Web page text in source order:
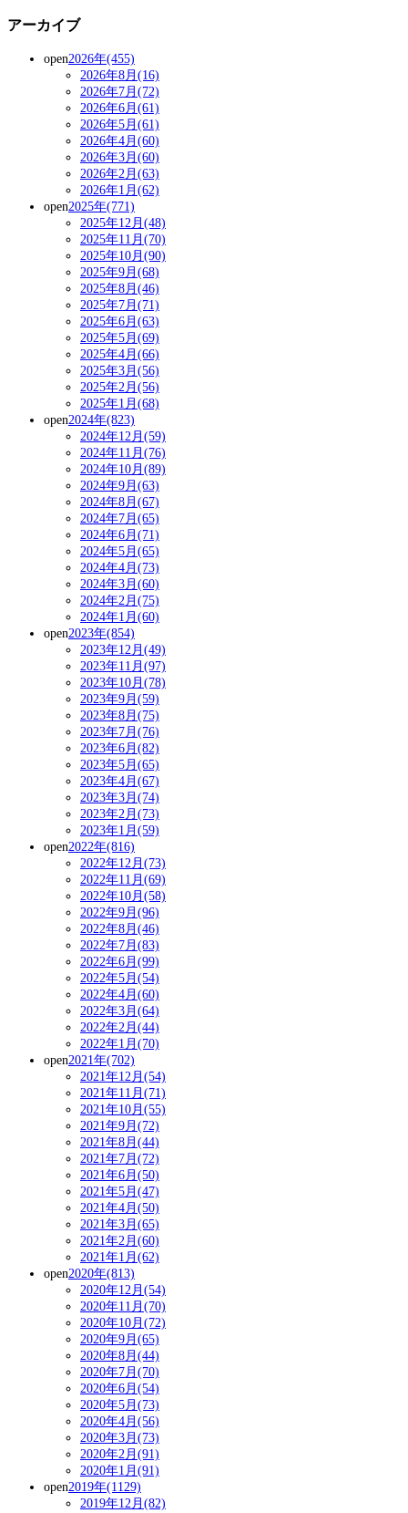
アーカイブ
open2026年(455)
2026年8月(16)
2026年7月(72)
2026年6月(61)
2026年5月(61)
2026年4月(60)
2026年3月(60)
2026年2月(63)
2026年1月(62)
open2025年(771)
2025年12月(48)
2025年11月(70)
2025年10月(90)
2025年9月(68)
2025年8月(46)
2025年7月(71)
2025年6月(63)
2025年5月(69)
2025年4月(66)
2025年3月(56)
2025年2月(56)
2025年1月(68)
open2024年(823)
2024年12月(59)
2024年11月(76)
2024年10月(89)
2024年9月(63)
2024年8月(67)
2024年7月(65)
2024年6月(71)
2024年5月(65)
2024年4月(73)
2024年3月(60)
2024年2月(75)
2024年1月(60)
open2023年(854)
2023年12月(49)
2023年11月(97)
2023年10月(78)
2023年9月(59)
2023年8月(75)
2023年7月(76)
2023年6月(82)
2023年5月(65)
2023年4月(67)
2023年3月(74)
2023年2月(73)
2023年1月(59)
open2022年(816)
2022年12月(73)
2022年11月(69)
2022年10月(58)
2022年9月(96)
2022年8月(46)
2022年7月(83)
2022年6月(99)
2022年5月(54)
2022年4月(60)
2022年3月(64)
2022年2月(44)
2022年1月(70)
open2021年(702)
2021年12月(54)
2021年11月(71)
2021年10月(55)
2021年9月(72)
2021年8月(44)
2021年7月(72)
2021年6月(50)
2021年5月(47)
2021年4月(50)
2021年3月(65)
2021年2月(60)
2021年1月(62)
open2020年(813)
2020年12月(54)
2020年11月(70)
2020年10月(72)
2020年9月(65)
2020年8月(44)
2020年7月(70)
2020年6月(54)
2020年5月(73)
2020年4月(56)
2020年3月(73)
2020年2月(91)
2020年1月(91)
open2019年(1129)
2019年12月(82)